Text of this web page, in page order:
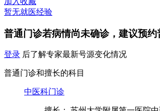
暂无就医经验
普通门诊若病情尚未确诊，建议预约
登录 后了解专家最新号源变化情况
普通门诊和擅长的科目
中医科门诊